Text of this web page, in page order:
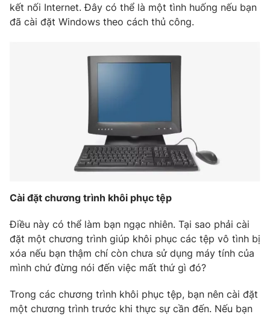
Phó Tổng Biên tập:Nguyễn Thị Mỹ Hạnh, Phạm Quốc Thắng,
Nguyễn Trọng Ninh
Ðiện thoại Thời báo VTV:024.66 897 897
toasoan@vtv.vn
024-7300.7108
® Cấm sao chép dưới mọi hình thức nếu không có sự chấp
thuận bằng văn bản. Ghi rõ nguồn VTV.vn khi phát hành lại
kết nối Internet. Đây có thể là một tình huống nếu bạn
đã cài đặt Windows theo cách thủ công.
Cài đặt chương trình khôi phục tệp
Điều này có thể làm bạn ngạc nhiên. Tại sao phải cài
đặt một chương trình giúp khôi phục các tệp vô tình bị
xóa nếu bạn thậm chí còn chưa sử dụng máy tính của
mình chứ đừng nói đến việc mất thứ gì đó?
Trong các chương trình khôi phục tệp, bạn nên cài đặt
một chương trình trước khi thực sự cần đến. Nếu bạn